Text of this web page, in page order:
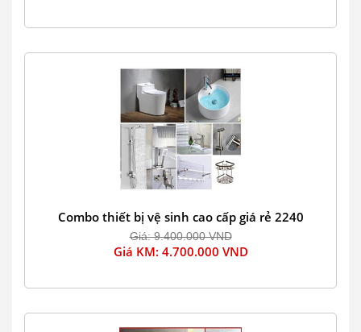
Combo thiết bị vệ sinh cao cấp giá rẻ 2240
Giá: 9.400.000 VND
Giá KM: 4.700.000 VND